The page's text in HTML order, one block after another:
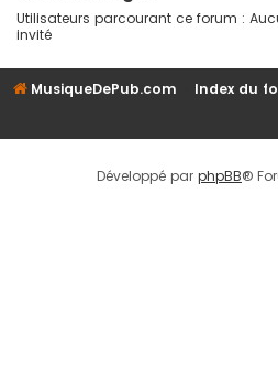
Utilisateurs parcourant ce forum :
invité
MusiqueDePub.com
Index du
Développé par phpBB®